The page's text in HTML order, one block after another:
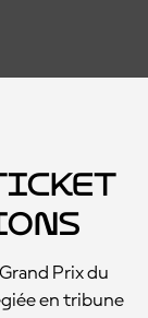
Prix du
en tribune